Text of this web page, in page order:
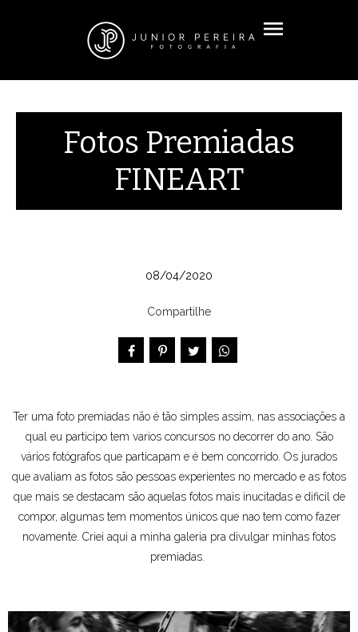
menu
Fotos Premiadas
FINEART
08/04/2020
Compartilhe
Ter uma foto premiadas não é tão simples assim, nas associações a
qual eu participo tem varios concursos no decorrer do ano. São
vários fotógrafos que particapam e é bem concorrido. Os jurados
que avaliam as fotos são pessoas experientes no mercado e as fotos
que mais se destacam são aquelas fotos mais inucitadas e dificil de
compor, algumas tem momentos únicos que nao tem como fazer
novamente. Criei aqui a minha galeria pra divulgar minhas fotos
premiadas.